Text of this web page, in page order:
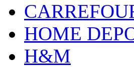
HOME
H&M